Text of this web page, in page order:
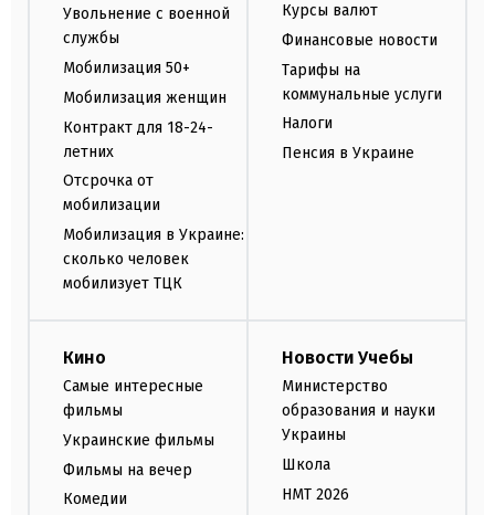
Увольнение с военной
службы
Мобилизация 50+
Мобилизация женщин
Контракт для 18-24-
летних
Отсрочка от
мобилизации
Мобилизация в Украине:
сколько человек
мобилизует ТЦК
Курсы валют
Финансовые новости
Тарифы на
коммунальные услуги
Налоги
Пенсия в Украине
Кино
Самые интересные
фильмы
Украинские фильмы
Фильмы на вечер
Комедии
Новости Учебы
Министерство
образования и науки
Украины
Школа
НМТ 2026